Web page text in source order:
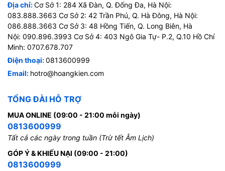
Địa chỉ:Cơ Sở 1: 284 Xã Đàn, Q. Đống Đa, Hà Nội:
083.888.3663 Cơ Sở 2: 42 Trần Phú, Q. Hà Đông, Hà Nội:
086.888.3663 Cơ Sở 3: 48 Hồng Tiến, Q. Long Biên, Hà
Nội: 090.896.3993 Cơ Sở 4: 403 Ngô Gia Tự- P.2, Q.10 Hồ Chí
Minh: 0707.678.707
Điện thoại:0813600999
Email: hotro@hoangkien.com
TỔNG ĐÀI HỖ TRỢ
MUA ONLINE (09:00 - 21:00 mỗi ngày)
0813600999
Tất cả các ngày trong tuần (Trừ tết Âm Lịch)
GÓP Ý & KHIẾU NẠI (09:00 - 21:00)
0813600999